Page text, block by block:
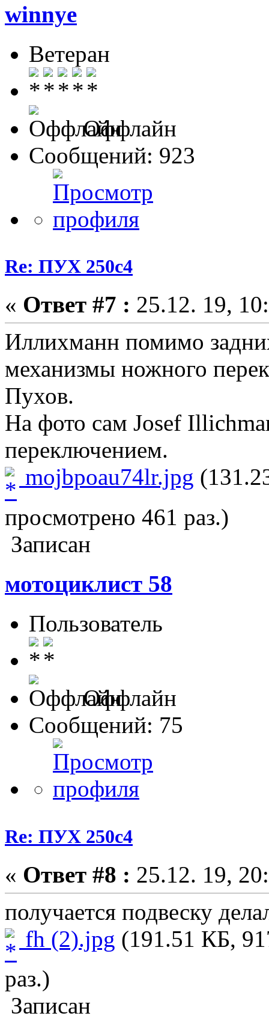
winnye
Ветеран
Оффлайн
Сообщений: 923
Re: ПУХ 250с4
« Ответ #7 : 25.12. 19,
Иллихманн помимо
механизмы ножного
Пухов.
На фото сам Josef
переключением.
mojbpoau74lr.jpg
просмотрено 461 раз.)
Записан
мотоциклист 58
Пользователь
Оффлайн
Сообщений: 75
Re: ПУХ 250с4
« Ответ #8 : 25.12. 19,
получается подвеску
fh (2).jpg (191.51 КБ,
раз.)
Записан